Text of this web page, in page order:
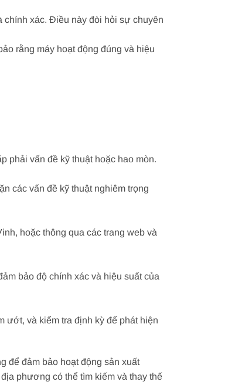
chính xác. Điều này đòi hỏi sự chuyên
rằng máy hoạt động đúng và hiệu
phải vấn đề kỹ thuật hoặc hao mòn.
các vấn đề kỹ thuật nghiêm trọng
hoặc thông qua các trang web và
bảo độ chính xác và hiệu suất của
ướt, và kiểm tra định kỳ để phát hiện
để đảm bảo hoạt động sản xuất
phương có thể tìm kiếm và thay thế